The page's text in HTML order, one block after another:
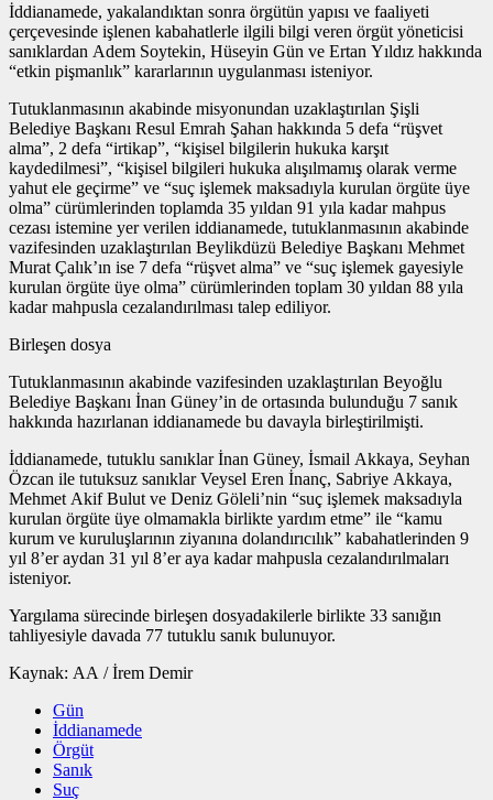
İddianamede, yakalandıktan sonra örgütün yapısı ve faaliyeti
çerçevesinde işlenen kabahatlerle ilgili bilgi veren örgüt yöneticisi
sanıklardan Adem Soytekin, Hüseyin Gün ve Ertan Yıldız hakkında
“etkin pişmanlık” kararlarının uygulanması isteniyor.
Tutuklanmasının akabinde misyonundan uzaklaştırılan Şişli
Belediye Başkanı Resul Emrah Şahan hakkında 5 defa “rüşvet
alma”, 2 defa “irtikap”, “kişisel bilgilerin hukuka karşıt
kaydedilmesi”, “kişisel bilgileri hukuka alışılmamış olarak verme
yahut ele geçirme” ve “suç işlemek maksadıyla kurulan örgüte üye
olma” cürümlerinden toplamda 35 yıldan 91 yıla kadar mahpus
cezası istemine yer verilen iddianamede, tutuklanmasının akabinde
vazifesinden uzaklaştırılan Beylikdüzü Belediye Başkanı Mehmet
Murat Çalık’ın ise 7 defa “rüşvet alma” ve “suç işlemek gayesiyle
kurulan örgüte üye olma” cürümlerinden toplam 30 yıldan 88 yıla
kadar mahpusla cezalandırılması talep ediliyor.
Birleşen dosya
Tutuklanmasının akabinde vazifesinden uzaklaştırılan Beyoğlu
Belediye Başkanı İnan Güney’in de ortasında bulunduğu 7 sanık
hakkında hazırlanan iddianamede bu davayla birleştirilmişti.
İddianamede, tutuklu sanıklar İnan Güney, İsmail Akkaya, Seyhan
Özcan ile tutuksuz sanıklar Veysel Eren İnanç, Sabriye Akkaya,
Mehmet Akif Bulut ve Deniz Göleli’nin “suç işlemek maksadıyla
kurulan örgüte üye olmamakla birlikte yardım etme” ile “kamu
kurum ve kuruluşlarının ziyanına dolandırıcılık” kabahatlerinden 9
yıl 8’er aydan 31 yıl 8’er aya kadar mahpusla cezalandırılmaları
isteniyor.
Yargılama sürecinde birleşen dosyadakilerle birlikte 33 sanığın
tahliyesiyle davada 77 tutuklu sanık bulunuyor.
Kaynak: AA / İrem Demir
Gün
İddianamede
Örgüt
Sanık
Suç